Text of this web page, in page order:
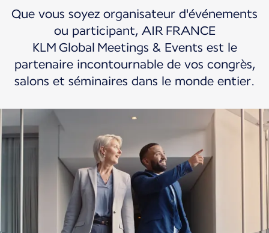
Que vous soyez organisateur d'événements
ou participant, AIR FRANCE
KLM Global Meetings & Events est le
partenaire incontournable de vos congrès,
salons et séminaires dans le monde entier.